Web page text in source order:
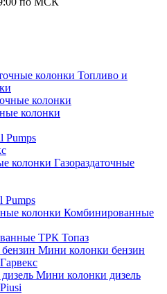
Топливо и
колонки
Pumps
Газораздаточные
Pumps
Комбинированные
ТРК Топаз
Мини колонки бензин
Мини колонки дизель